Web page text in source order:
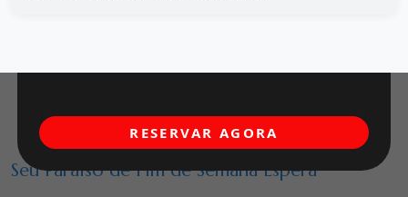
Seu Paraíso de Fim de Semana Espera
RESERVAR AGORA